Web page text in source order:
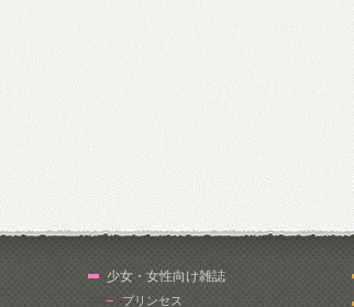
少女・女性向け雑誌
プリンセス